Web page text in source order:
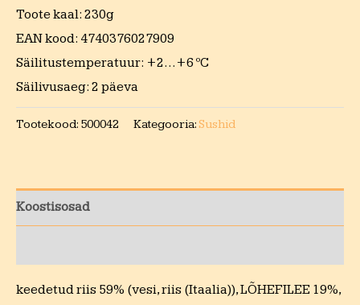
toorjuustu
maki
230g
/
8tk
Toote kaal: 230g
EAN kood: 4740376027909
Säilitustemperatuur: +2…+6 ºC
Säilivusaeg: 2 päeva
Tootekood: 500042 Kategooria: Sushid
Koostisosad
keedetud riis 59% (vesi, riis (Itaalia)), LÕHEFILEE 19%,